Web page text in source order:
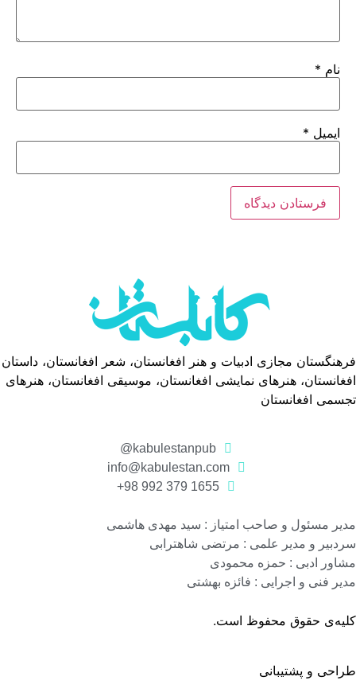
نام *
ایمیل *
فرهنگستان مجازی ادبیات و هنر افغانستان، شعر افغانستان، داستان
افغانستان، هنرهای نمایشی افغانستان، موسیقی افغانستان، هنرهای
تجسمی افغانستان
kabulestanpub@
info@kabulestan.com
1655 379 992 98+
مدیر مسئول و صاحب امتیاز : سید مهدی هاشمی
سردبیر و مدیر علمی : مرتضی شاهترابی
مشاور ادبی : حمزه محمودی
مدیر فنی و اجرایی : فائزه بهشتی
کلیه‌ی حقوق محفوظ است.
طراحی و پشتیبانی